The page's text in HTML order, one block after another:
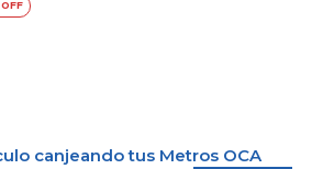
canjeando tus Metros OCA